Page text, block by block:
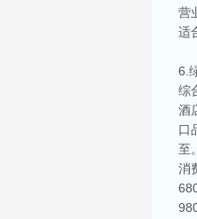
营
适
6.
综
酒
口
至。
消